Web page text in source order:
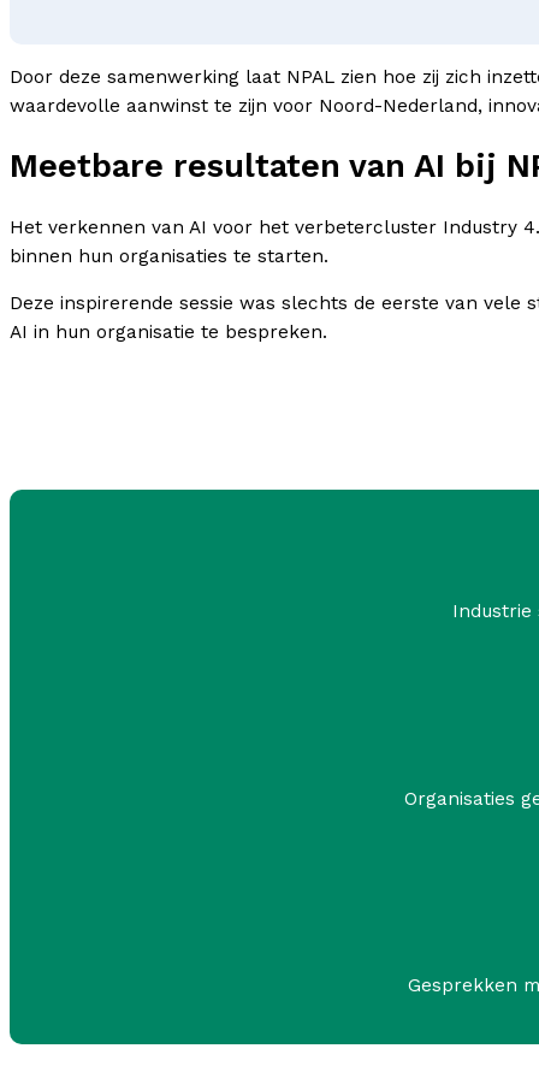
Door deze samenwerking laat NPAL zien hoe zij zich
waardevolle aanwinst te zijn voor Noord-Nederland,
Meetbare resultaten van AI bij
Het verkennen van AI voor het verbetercluster Industry
binnen hun organisaties te starten.
Deze inspirerende sessie was slechts de eerste van
AI in hun organisatie te bespreken.
Industrie
Organisaties
Gesprekken